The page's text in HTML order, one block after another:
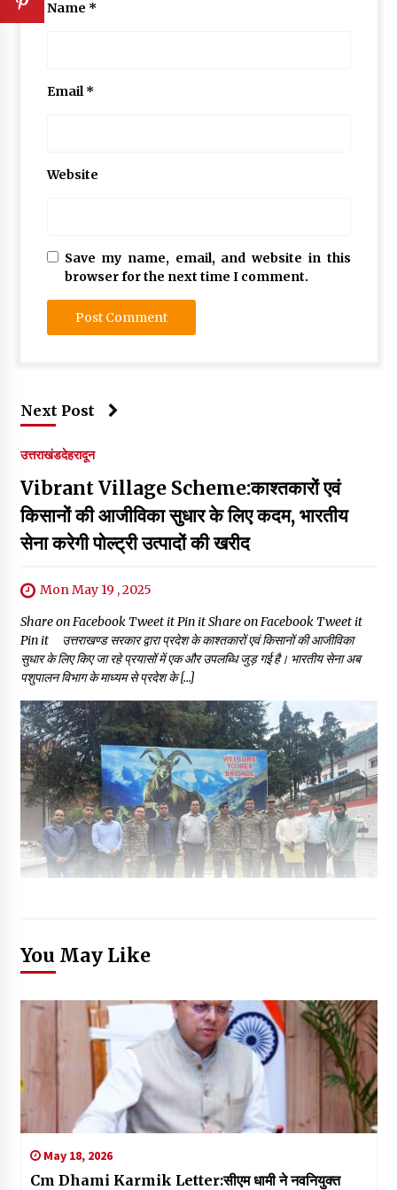
Name *
Email*
Website
Save my name, email, and website in this
browser for the next time I comment.
Next Post
उत्तराखंडदेहरादून
Vibrant Village Scheme:काश्तकारों एवं
किसानों की आजीविका सुधार के लिए कदम, भारतीय
सेना करेगी पोल्ट्री उत्पादों की खरीद
Mon May 19 , 2025
Share on Facebook Tweet it Pin it Share on Facebook Tweet it
Pin it उत्तराखण्ड सरकार द्वारा प्रदेश के काश्तकारों एवं किसानों की आजीविका
सुधार के लिए किए जा रहे प्रयासों में एक और उपलब्धि जुड़ गई है। भारतीय सेना अब
पशुपालन विभाग के माध्यम से प्रदेश के […]
You May Like
May 18, 2026
Cm Dhami Karmik Letter:सीएम धामी ने नवनियुक्त